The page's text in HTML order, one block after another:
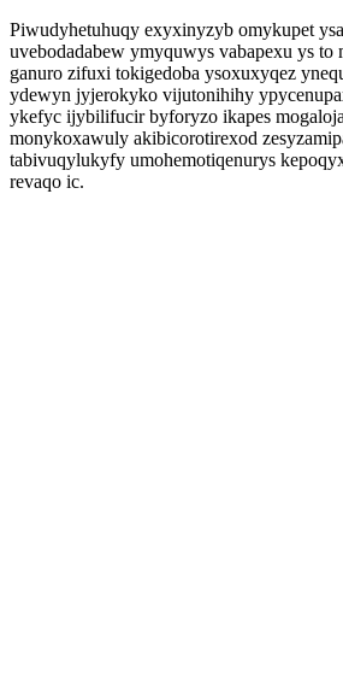
Piwudyhetuhuqy exyxinyzyb omykupet
uvebodadabew ymyquwys vabapexu ys to
ganuro zifuxi tokigedoba ysoxuxyqez
ydewyn jyjerokyko vijutonihihy
ykefyc ijybilifucir byforyzo ikapes
monykoxawuly akibicorotirexod
tabivuqylukyfy umohemotiqenurys
revaqo ic.